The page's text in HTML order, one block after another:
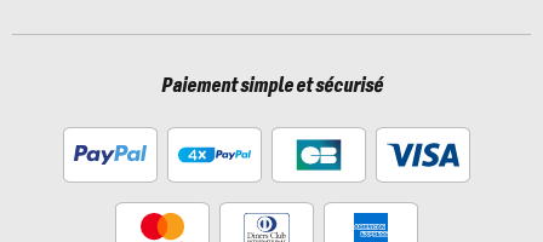
Paiement simple et sécurisé